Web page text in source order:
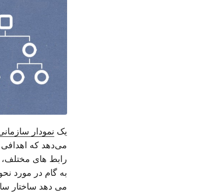
یک نمودار
می‌دهد که اهدافی
رابط های مختلف،
به گام در مورد
می دهد ساختار